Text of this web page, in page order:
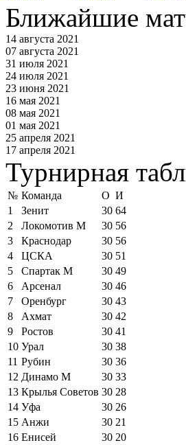
Ближайшие
14 августа 2021
07 августа 2021
31 июля 2021
24 июля 2021
23 июня 2021
16 мая 2021
08 мая 2021
01 мая 2021
25 апреля 2021
17 апреля 2021
Турнирная
№ Команда О И
1
Зенит 30 64
2
Локомотив М 30 56
3
Краснодар 30 56
4
ЦСКА 30 51
5
Спартак М 30 49
6
Арсенал 30 46
7
Оренбург 30 43
8
Ахмат 30 42
9
Ростов 30 41
10 Урал 30 38
11 Рубин 30 36
12 Динамо М 30 33
13 Крылья Советов 30 28
14 Уфа 30 26
15 Анжи 30 21
16 Енисей 30 20